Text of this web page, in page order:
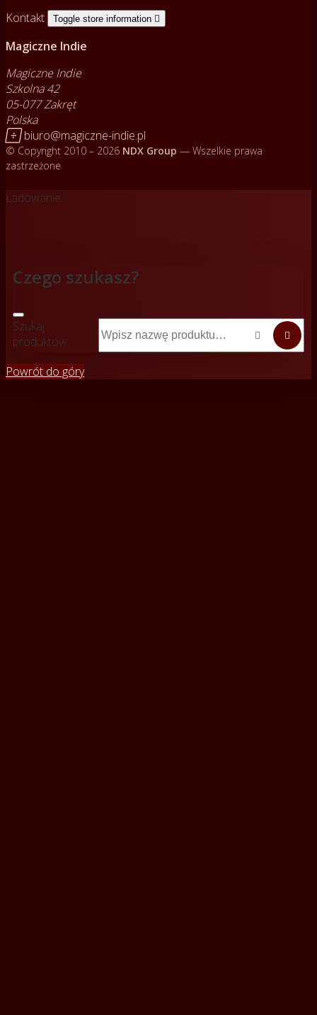
Kontakt
Toggle store information 
Magiczne Indie
Magiczne Indie
Szkolna 42
05-077 Zakręt
Polska
 biuro@magiczne-indie.pl
© Copyright 2010 – 2026 NDX Group — Wszelkie prawa
zastrzeżone
Ładowanie...
Czego szukasz?
Szukaj
produktów
 
Powrót do góry